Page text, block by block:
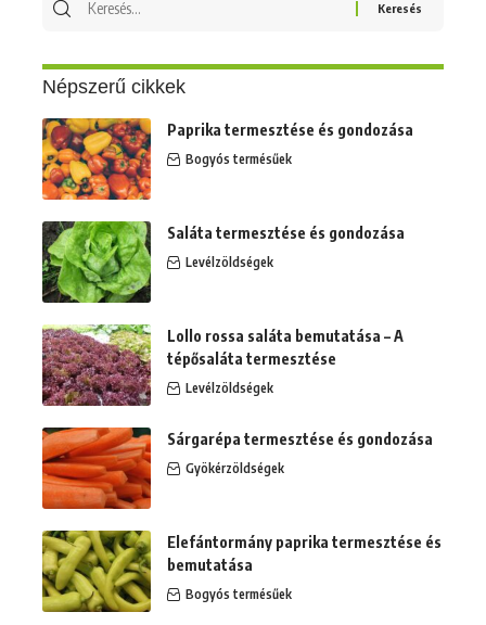
Népszerű cikkek
Paprika termesztése és gondozása
Bogyós termésűek
Saláta termesztése és gondozása
Levélzöldségek
Lollo rossa saláta bemutatása – A
tépősaláta termesztése
Levélzöldségek
Sárgarépa termesztése és gondozása
Gyökérzöldségek
Elefántormány paprika termesztése és
bemutatása
Bogyós termésűek